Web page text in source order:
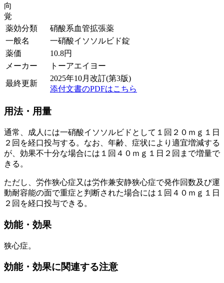
向
覚
薬効分類
硝酸系血管拡張薬
一般名
一硝酸イソソルビド錠
薬価
10.8円
メーカー
トーアエイヨー
最終更新
2025年10月改訂(第3版)
添付文書のPDFはこちら
用法・用量
通常、成人には一硝酸イソソルビドとして１回２０ｍｇ１日
２回を経口投与する。なお、年齢、症状により適宜増減する
が、効果不十分な場合には１回４０ｍｇ１日２回まで増量で
きる。
ただし、労作狭心症又は労作兼安静狭心症で発作回数及び運
動耐容能の面で重症と判断された場合には１回４０ｍｇ１日
２回を経口投与できる。
効能・効果
狭心症。
効能・効果に関連する注意